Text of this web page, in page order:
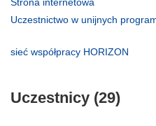
oknie)
otworzy
Uczestnictwo w unijnych
otworzy
nowym
sieć współpracy HORIZON
Uczestnicy (29)